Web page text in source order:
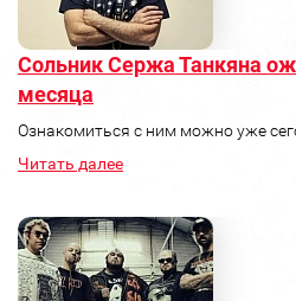
Сольник Сержа Танкяна
месяца
Ознакомиться с ним можно уже
Читать далее